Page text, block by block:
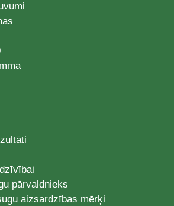
pārvaldnieks
aizsardzības mērķi